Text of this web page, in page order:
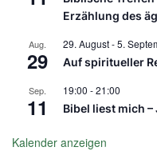
Erzählung des
Aug.
29
29. August-5.
Auf spiritueller
Sep.
11
19:00 -21:00
Bibel liest mich –
Kalender anzeigen